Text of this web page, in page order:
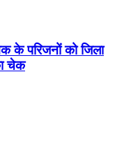
के परिजनों को जिला
चेक